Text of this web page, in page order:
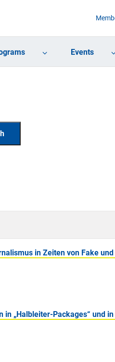
Events
in Zeiten von Fake
„Halbleiter-Packages“ und